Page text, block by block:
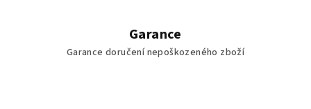
Garance
Garance doručení nepoškozeného zboží